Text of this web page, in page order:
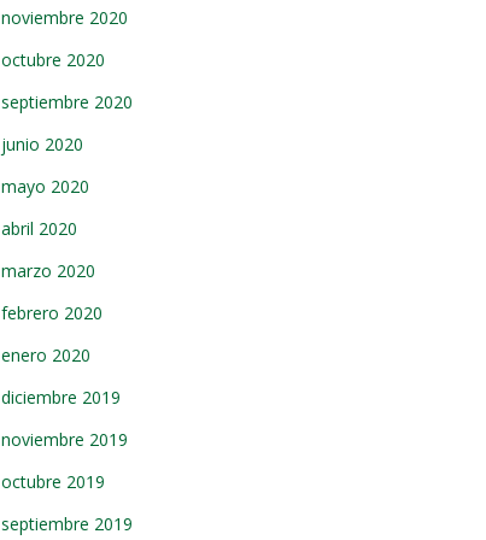
noviembre 2020
octubre 2020
septiembre 2020
junio 2020
mayo 2020
abril 2020
marzo 2020
febrero 2020
enero 2020
diciembre 2019
noviembre 2019
octubre 2019
septiembre 2019